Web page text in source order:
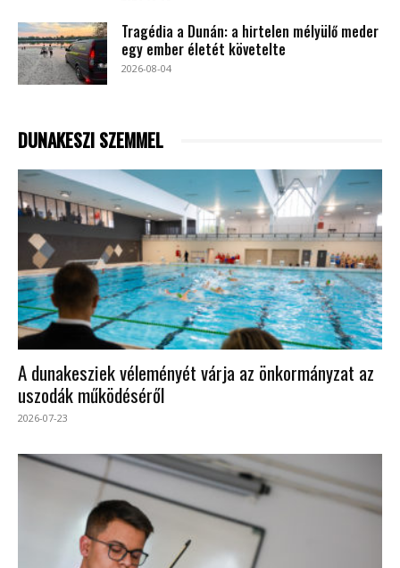
Tragédia a Dunán: a hirtelen mélyülő meder
egy ember életét követelte
2026-08-04
DUNAKESZI SZEMMEL
A dunakesziek véleményét várja az önkormányzat az
uszodák működéséről
2026-07-23